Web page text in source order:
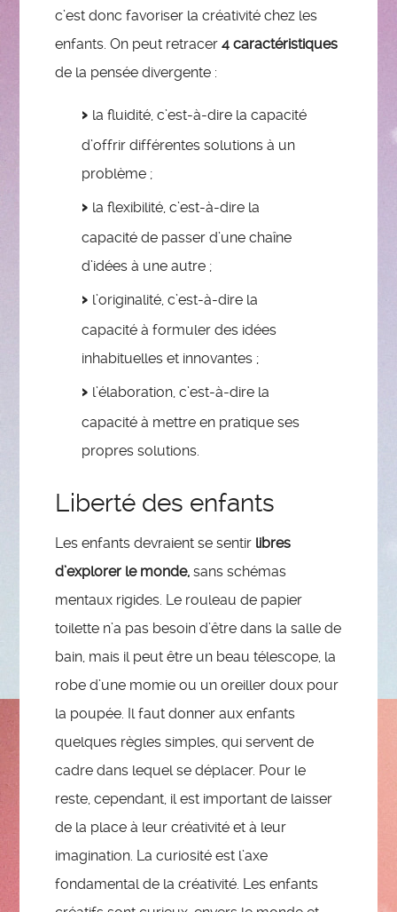
c’est donc favoriser la créativité chez les
enfants. On peut retracer4 caractéristiques
de la pensée divergente :
la fluidité, c’est-à-dire la capacité
d’offrir différentes solutions à un
problème ;
la flexibilité, c’est-à-dire la
capacité de passer d’une chaîne
d’idées à une autre ;
l’originalité, c’est-à-dire la
capacité à formuler des idées
inhabituelles et innovantes ;
l’élaboration, c’est-à-dire la
capacité à mettre en pratique ses
propres solutions.
Liberté des enfants
Les enfants devraient se sentir libres
d’explorer le monde,sans schémas
mentaux rigides. Le rouleau de papier
toilette n’a pas besoin d’être dans la salle de
bain, mais il peut être un beau télescope, la
robe d’une momie ou un oreiller doux pour
la poupée. Il faut donner aux enfants
quelques règles simples, qui servent de
cadre dans lequel se déplacer. Pour le
reste, cependant, il est important de laisser
de la place à leur créativité et à leur
imagination. La curiosité est l’axe
fondamental de la créativité. Les enfants